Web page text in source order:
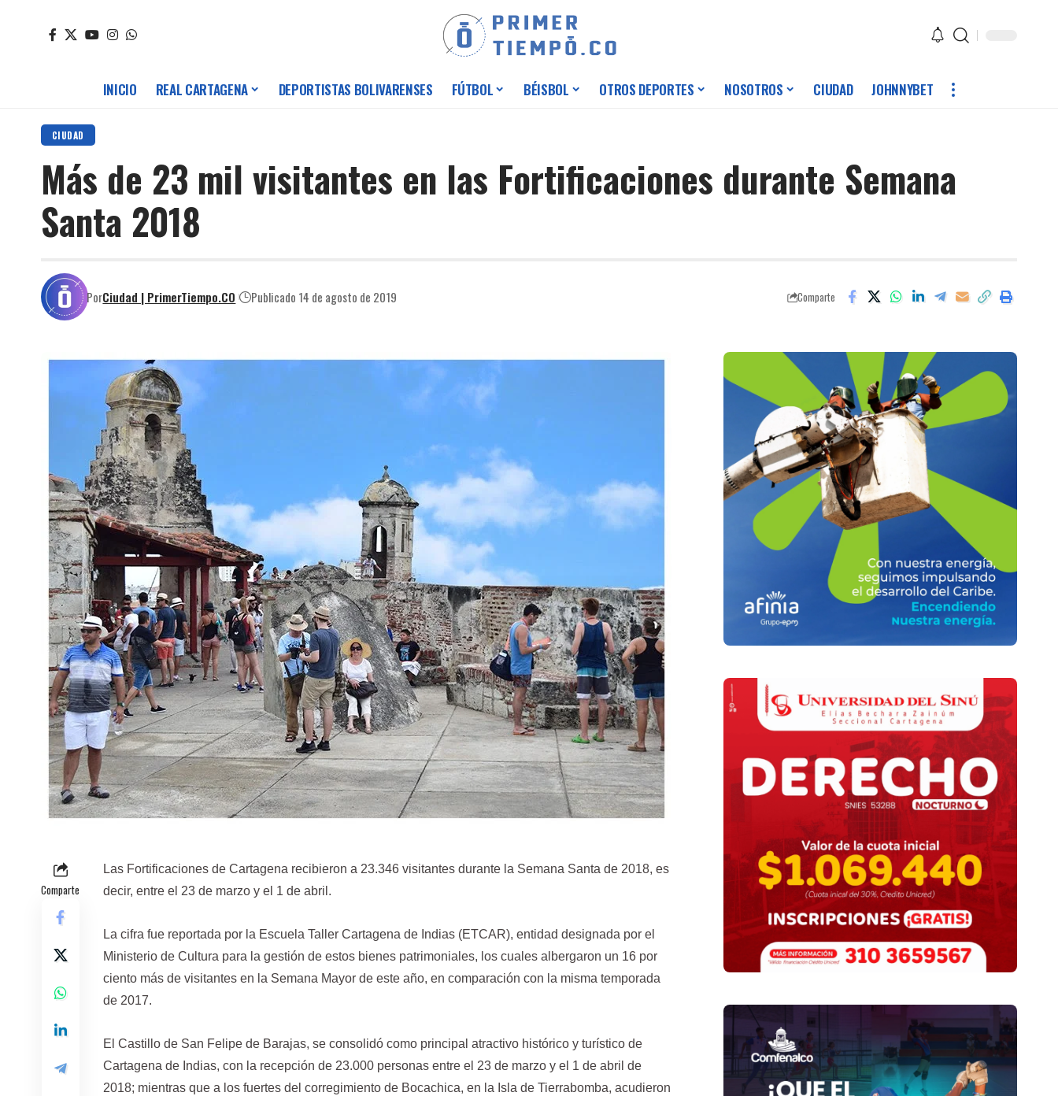
INICIO REAL CARTAGENA DEPORTISTAS BOLIVARENSES FÚTBOL BÉISBOL OTROS DEPORTES NOSOTROS CIUDAD JOHNNYBET
CIUDAD
Más de 23 mil visitantes en las Fortificaciones durante Semana
Santa 2018
PorCiudad | PrimerTiempo.CO Publicado 14 de agosto de 2019 Comparte
Comparte
Las Fortificaciones de Cartagena recibieron a 23.346 visitantes durante la Semana Santa de 2018, es
decir, entre el 23 de marzo y el 1 de abril.
La cifra fue reportada por la Escuela Taller Cartagena de Indias (ETCAR), entidad designada por el
Ministerio de Cultura para la gestión de estos bienes patrimoniales, los cuales albergaron un 16 por
ciento más de visitantes en la Semana Mayor de este año, en comparación con la misma temporada
de 2017.
El Castillo de San Felipe de Barajas, se consolidó como principal atractivo histórico y turístico de
Cartagena de Indias, con la recepción de 23.000 personas entre el 23 de marzo y el 1 de abril de
2018; mientras que a los fuertes del corregimiento de Bocachica, en la Isla de Tierrabomba, acudieron